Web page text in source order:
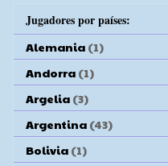
Jugadores por países:
Alemania (1)
Andorra (1)
Argelia (3)
Argentina (43)
Bolivia (1)